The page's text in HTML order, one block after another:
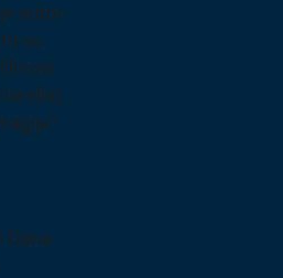
autor
su
člana